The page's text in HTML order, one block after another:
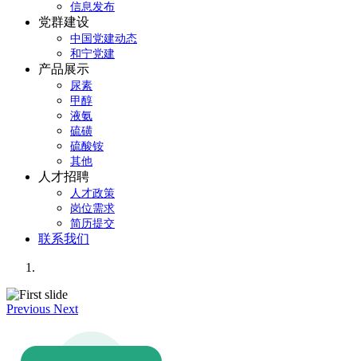
信息发布
党群建设
中国党建动态
和宁党建
产品展示
尿素
甲醇
液氨
硫磺
硫酸铵
其他
人才招聘
人才政策
岗位需求
简历提交
联系我们
Previous Next